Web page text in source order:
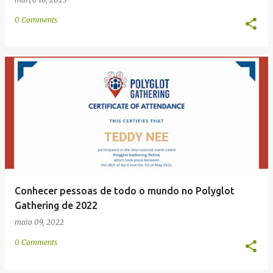
0 Comments
Conhecer pessoas de todo o mundo no Polyglot
Gathering de 2022
maio 09, 2022
0 Comments